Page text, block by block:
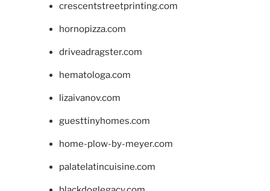
crescentstreetprinting.com
hornopizza.com
driveadragster.com
hematologa.com
lizaivanov.com
guesttinyhomes.com
home-plow-by-meyer.com
palatelatincuisine.com